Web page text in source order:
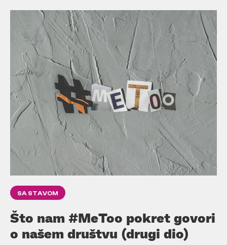
SA STAVOM
Što nam #MeToo pokret govori
o našem društvu (drugi dio)